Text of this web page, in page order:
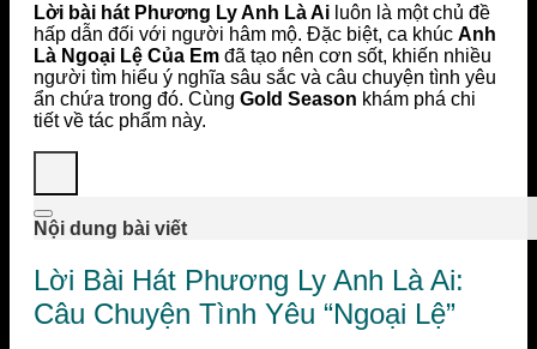
Lời bài hát Phương Ly Anh Là Ai luôn là một chủ đề
hấp dẫn đối với người hâm mộ. Đặc biệt, ca khúc Anh
Là Ngoại Lệ Của Em đã tạo nên cơn sốt, khiến nhiều
người tìm hiểu ý nghĩa sâu sắc và câu chuyện tình yêu
ẩn chứa trong đó. Cùng Gold Season khám phá chi
tiết về tác phẩm này.
Nội dung bài viết
Lời Bài Hát Phương Ly Anh Là Ai:
Câu Chuyện Tình Yêu “Ngoại Lệ”